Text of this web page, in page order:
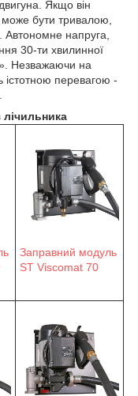
Якщо він
може бути тривалою,
Автономне напруга,
30-ти хвилинної
Незважаючи на
істотною перевагою -
лічильника
Заправний модуль
ST Viscomat 70